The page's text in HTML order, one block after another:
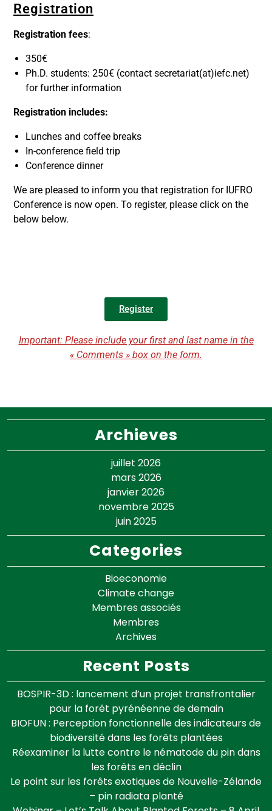
Registration
Registration fees:
350€
Ph.D. students: 250€ (contact secretariat(at)iefc.net)
for further information
Registration includes:
Lunches and coffee breaks
In-conference field trip
Conference dinner
We are pleased to inform you that registration for IUFRO
Conference is now open. To register, please click on the
below below.
Register
Important: Please include your first and last name in the
« Comments » box on the form.
Archieves
juillet 2026
mars 2026
janvier 2026
novembre 2025
juin 2025
Categories
Bioeconomie
Climate change
Membres associés
Membres
Archives
Recent Posts
BOSPIR-3D : lancement d’un projet transfrontalier
pour la forêt pyrénéenne de demain
BIOFUN : Perception fonctionnelle des indicateurs de
biodiversité dans les forêts plantées
Réexaminer la lutte contre le nématode du pin dans
les forêts en déclin
Le point sur les forêts exotiques de Nouvelle-Zélande
– pin radiata planté